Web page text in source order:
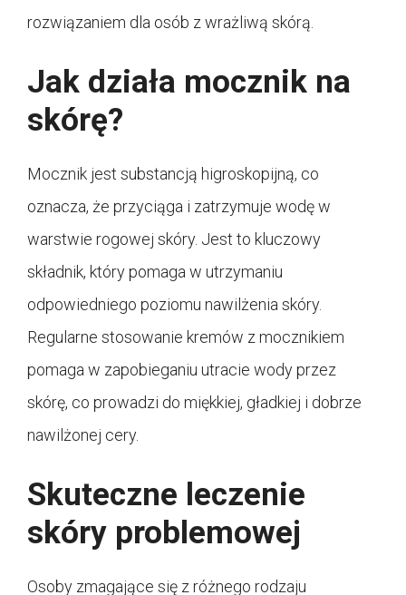
rozwiązaniem dla osób z wrażliwą skórą.
Jak działa mocznik na
skórę?
Mocznik jest substancją higroskopijną, co
oznacza, że przyciąga i zatrzymuje wodę w
warstwie rogowej skóry. Jest to kluczowy
składnik, który pomaga w utrzymaniu
odpowiedniego poziomu nawilżenia skóry.
Regularne stosowanie kremów z mocznikiem
pomaga w zapobieganiu utracie wody przez
skórę, co prowadzi do miękkiej, gładkiej i dobrze
nawilżonej cery.
Skuteczne leczenie
skóry problemowej
Osoby zmagające się z różnego rodzaju